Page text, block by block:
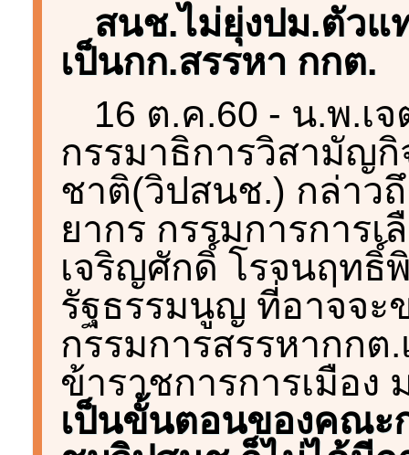
สนช.ไม่ยุ่งปม.ตัว
เป็นกก.สรรหา กกต.
16 ต.ค.60 - น.พ.
กรรมาธิการวิสามัญ
ชาติ(วิปสนช.) กล่าว
ยากร กรรมการการ
เจริญศักดิ์ โรจนฤทธิ์
รัฐธรรมนูญ ที่อาจจ
กรรมการสรรหากกต
ข้าราชการการเมือง
เป็นขั้นตอนของคณะ